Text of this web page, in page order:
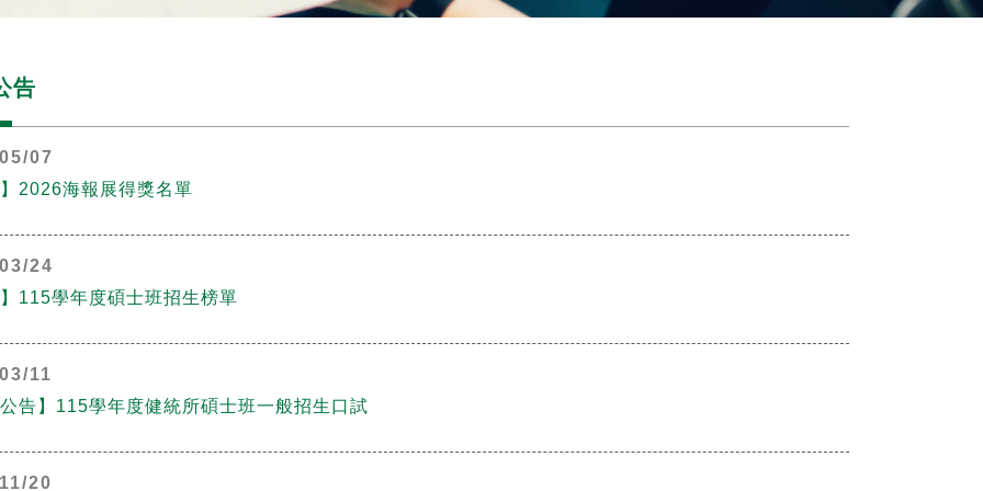
告
07
2026海報展得獎名單
24
115學年度碩士班招生榜單
11
告】115學年度健統所碩士班一般招生口試
20